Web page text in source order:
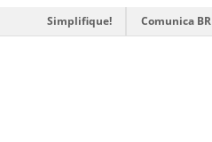
Simplifique! Comunica BR